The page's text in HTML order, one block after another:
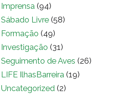
Imprensa (94)
Sábado Livre (58)
Formação (49)
Investigação (31)
Seguimento de Aves (26)
LIFE IlhasBarreira (19)
Uncategorized (2)